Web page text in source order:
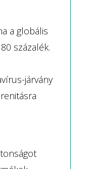
a globális
százalék.
járvány